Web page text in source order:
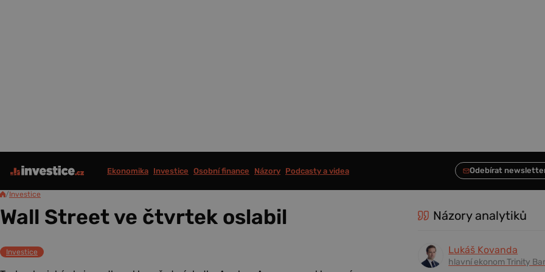
Ekonomika Investice Osobní finance Názory Podcasty a videa
/Investice
Wall Street ve čtvrtek oslabil
Investice
Názory analytiků
Lukáš Kovanda
hlavní ekonom Trinity